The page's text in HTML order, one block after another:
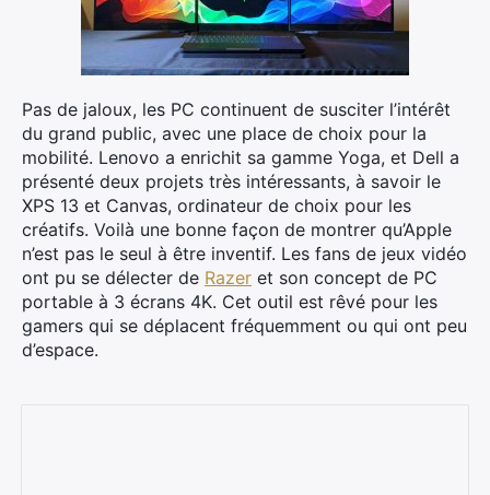
Pas de jaloux, les PC continuent de susciter l’intérêt
du grand public, avec une place de choix pour la
mobilité. Lenovo a enrichit sa gamme Yoga, et Dell a
présenté deux projets très intéressants, à savoir le
XPS 13 et Canvas, ordinateur de choix pour les
créatifs. Voilà une bonne façon de montrer qu’Apple
n’est pas le seul à être inventif. Les fans de jeux vidéo
ont pu se délecter de Razer et son concept de PC
portable à 3 écrans 4K. Cet outil est rêvé pour les
gamers qui se déplacent fréquemment ou qui ont peu
d’espace.